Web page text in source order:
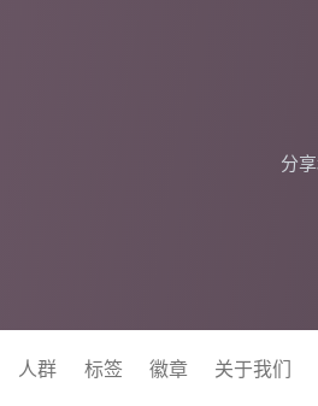
分
人群 标签 徽章 关于我们